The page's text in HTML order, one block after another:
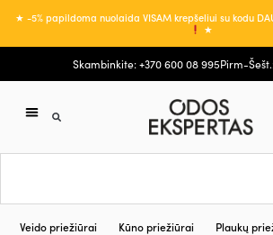
★ -5% papildoma nuolaida VISAM krepšeliui su kodu
★
Skambinkite: +370 600 08 995Pirm-
Veido priežiūrai Kūno priežiūrai Plaukų